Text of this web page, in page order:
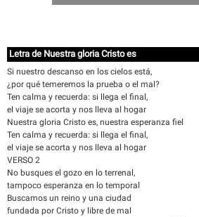
Letra de Nuestra gloria Cristo es
Si nuestro descanso en los cielos está,
¿por qué temeremos la prueba o el mal?
Ten calma y recuerda: si llega el final,
el viaje se acorta y nos lleva al hogar
Nuestra gloria Cristo es, nuestra esperanza fiel
Ten calma y recuerda: si llega el final,
el viaje se acorta y nos lleva al hogar
VERSO 2
No busques el gozo en lo terrenal,
tampoco esperanza en lo temporal
Buscamos un reino y una ciudad
fundada por Cristo y libre de mal